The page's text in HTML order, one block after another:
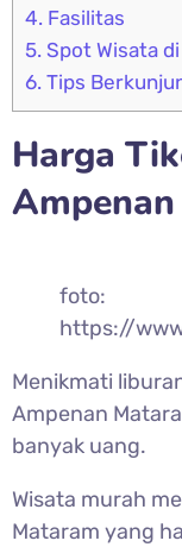
4. Fasilitas
5. Spot Wisata
6. Tips
Harga
Ampenan
foto:
https://
Menikmati
Ampenan
banyak uang.
Wisata murah
Mataram yang